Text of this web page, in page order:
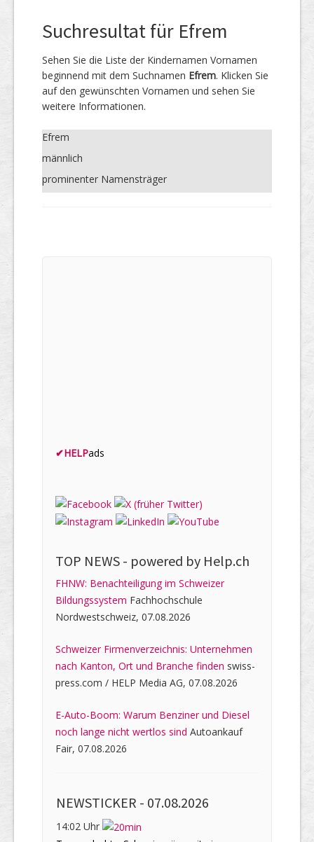
Suchresultat für Efrem
Sehen Sie die Liste der Kindernamen Vornamen
beginnend mit dem Suchnamen Efrem. Klicken Sie
auf den gewünschten Vornamen und sehen Sie
weitere Informationen.
Efrem
männlich
prominenter Namensträger
✔HELPads
TOP NEWS - powered by Help.ch
FHNW: Benachteiligung im Schweizer
Bildungssystem Fachhochschule
Nordwestschweiz, 07.08.2026
Schweizer Firmenverzeichnis: Unternehmen
nach Kanton, Ort und Branche finden swiss-
press.com / HELP Media AG, 07.08.2026
E-Auto-Boom: Warum Benziner und Diesel
noch lange nicht wertlos sind Autoankauf
Fair, 07.08.2026
NEWSTICKER - 07.08.2026
14:02 Uhr